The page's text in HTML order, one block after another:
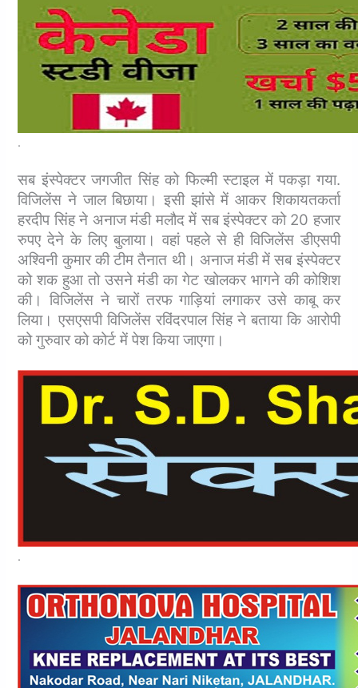
.
सब इंस्पेक्टर जगजीत सिंह को फिल्मी स्टाइल में पकड़ा गया.
विजिलेंस ने जाल बिछाया। इसी झांसे में आकर शिकायतकर्ता
हरदीप सिंह ने अनाज मंडी मलौद में सब इंस्पेक्टर को 20 हजार
रुपए देने के लिए बुलाया। वहां पहले से ही विजिलेंस डीएसपी
अश्विनी कुमार की टीम तैनात थी। अनाज मंडी में सब इंस्पेक्टर
को शक हुआ तो उसने मंडी का गेट खोलकर भागने की कोशिश
की। विजिलेंस ने चारों तरफ गाड़ियां लगाकर उसे काबू कर
लिया। एसएसपी विजिलेंस रविंदरपाल सिंह ने बताया कि आरोपी
को गुरुवार को कोर्ट में पेश किया जाएगा।
.